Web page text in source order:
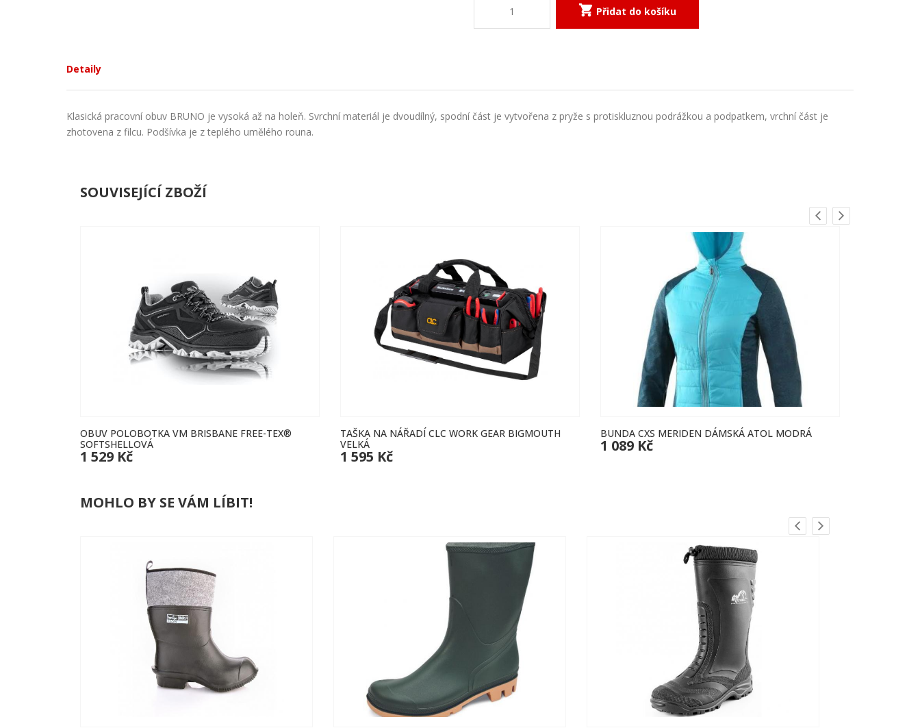
Přidat do košíku
Detaily
Klasická pracovní obuv BRUNO je vysoká až na holeň. Svrchní materiál je dvoudílný, spodní část je vytvořena z pryže s protiskluznou podrážkou a podpatkem, vrchní část je
zhotovena z filcu. Podšívka je z teplého umělého rouna.
SOUVISEJÍCÍ ZBOŽÍ
OBUV POLOBOTKA VM BRISBANE FREE-TEX®
SOFTSHELLOVÁ
1 529 Kč
TAŠKA NA NÁŘADÍ CLC WORK GEAR BIGMOUTH
VELKÁ
1 595 Kč
BUNDA CXS MERIDEN DÁMSKÁ ATOL MODRÁ
1 089 Kč
MOHLO BY SE VÁM LÍBIT!